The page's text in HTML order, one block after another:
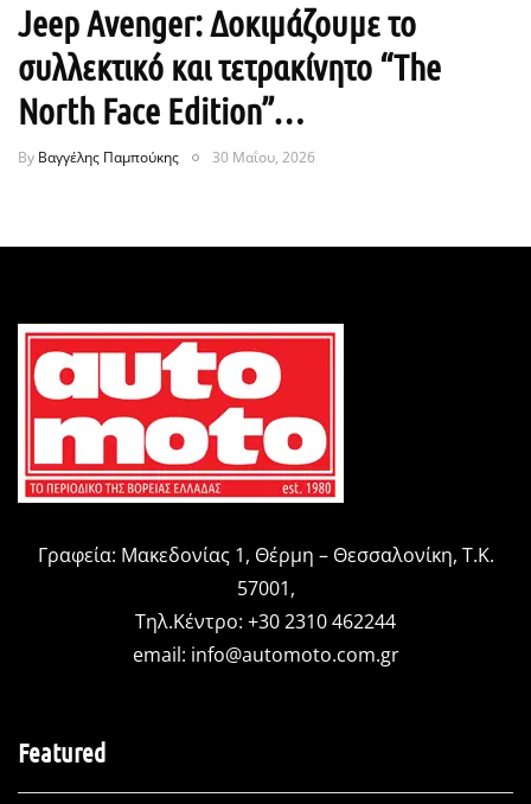
Jeep Avenger: Δοκιμάζουμε το
συλλεκτικό και τετρακίνητο “The
North Face Edition”…
By Βαγγέλης Παμπούκης 30 Μαΐου, 2026
Γραφεία: Μακεδονίας 1, Θέρμη – Θεσσαλονίκη, Τ.Κ.
57001,
Τηλ.Κέντρο: +30 2310 462244
email: info@automoto.com.gr
Featured